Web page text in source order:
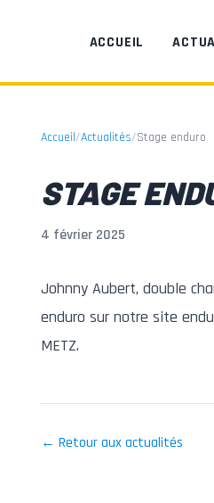
ACCUEIL
Accueil/Actualités/Stage enduro
STAGE
4 février 2025
Johnny Aubert, double
enduro sur notre site
METZ.
← Retour aux actualités